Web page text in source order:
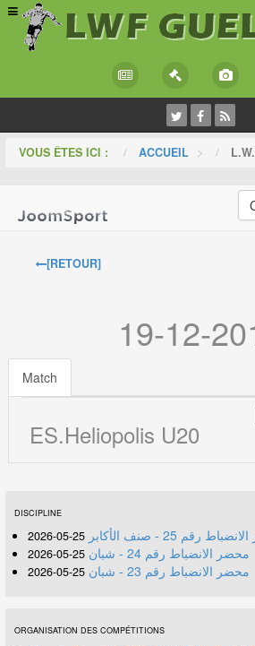
VOUS ÊTES ICI : ACCUEIL >
[RETOUR]
19-12-
Match
ES.Heliopolis U20
DISCIPLINE
رقم 25 - صنف الأكابر 25-05-2026
محضر الانضباط رقم 24 - شبان 25-05-2026
محضر الانضباط رقم 23 - شبان 25-05-2026
ORGANISATION DES COMPÉTITIONS